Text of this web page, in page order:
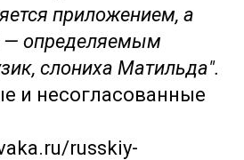
приложением, а
— определяемым
слониха Матильда".
и несогласованные
russkiy-